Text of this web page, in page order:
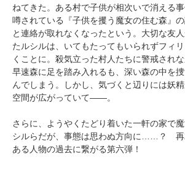
ねてきた。ある村で子供が相次いで消える
噂されている『子供を攫う魔女の住む森』
と連絡が取れなくなったという。大切な友
たルシルは、いてもたってもいられずフィ
くことに。殺気立った村人たちに警戒され
早速森に足を踏み入れるも、深い森の中を
んでしまう。しかし、気づくと辺りには妖
空間が広がっていて――。
さらに、ようやくたどり着いた一軒の家で
シルらだが、事態は思わぬ方向に……？ 再
ある人物の過去に繋がる第六弾！